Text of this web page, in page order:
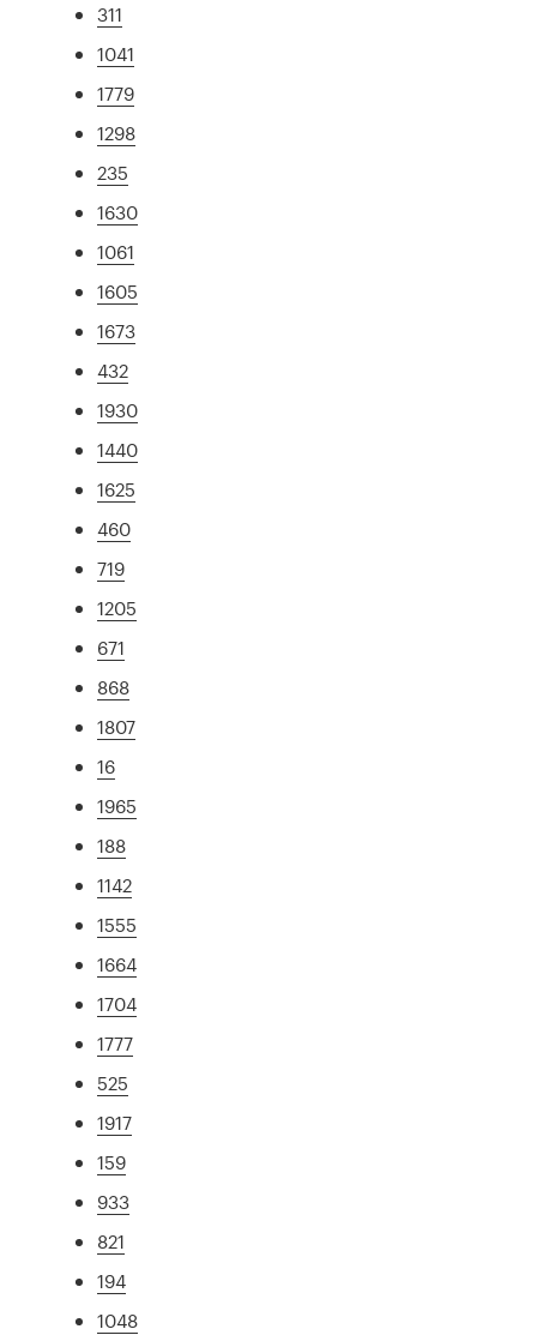
311
1041
1779
1298
235
1630
1061
1605
1673
432
1930
1440
1625
460
719
1205
671
868
1807
16
1965
188
1142
1555
1664
1704
1777
525
1917
159
933
821
194
1048